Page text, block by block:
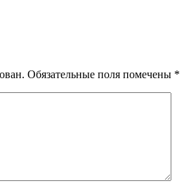
Обязательные поля помечены *